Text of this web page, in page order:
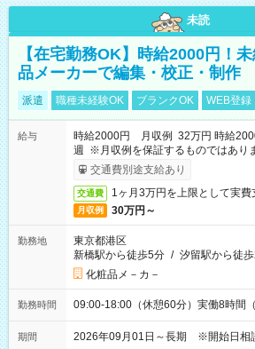
未読
【在宅勤務OK】時給2000円！
品メーカーで編集・校正・制作
派遣 職種未経験OK ブランクOK WEB登録
給与
時給2000円 月収例 32万円 時給
週 ※月収例を保証するものではあり
ービス利用可（利用条件有）
交通費別途支給あり
交通費 1ヶ月3万円を上限として実費
月収例 30万円～
勤務地
東京都港区
新橋駅から徒歩5分 / 汐留駅から徒
化粧品メ－カ－
勤務時間 09:00-18:00（休憩60分）実働8時間
期間 2026年09月01日～長期 ※開始日相